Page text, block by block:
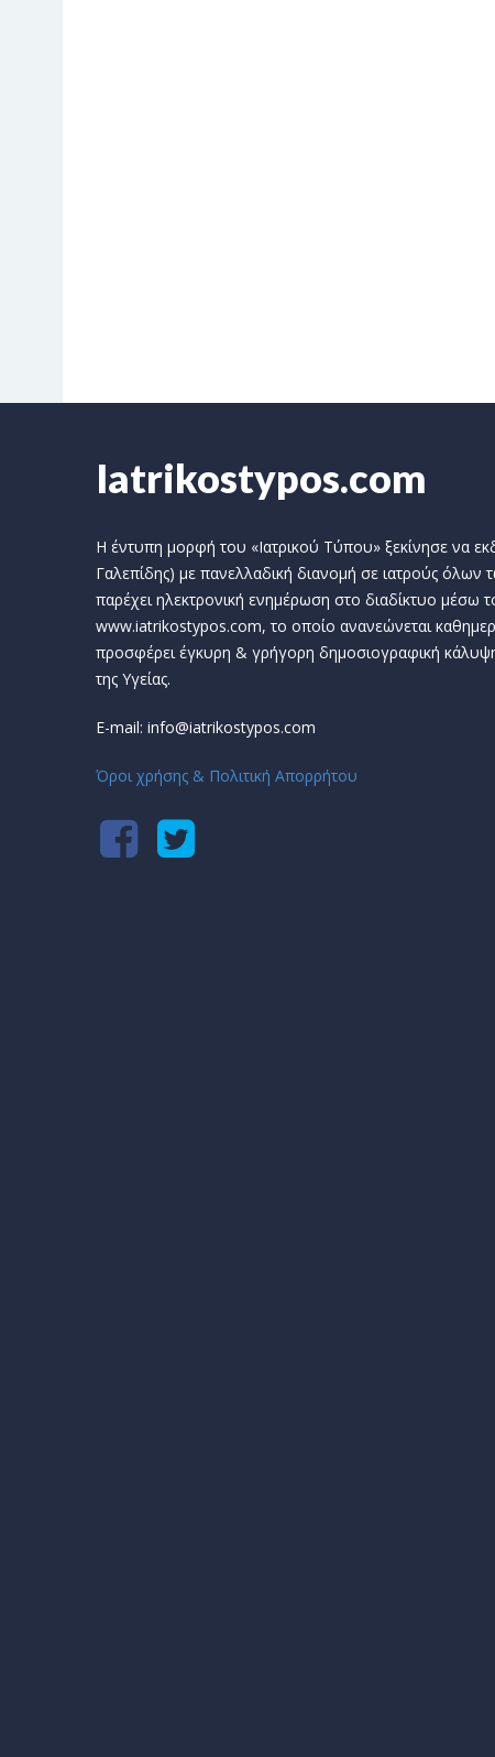
Iatrikostypos.com
Η έντυπη μορφή του «Ιατρικού Τύπου» ξεκίνησε να
Γαλεπίδης) με πανελλαδική διανομή σε ιατρούς όλων
παρέχει ηλεκτρονική ενημέρωση στο διαδίκτυο μέσω
www.iatrikostypos.com, το οποίο ανανεώνεται
προσφέρει έγκυρη & γρήγορη δημοσιογραφική
της Υγείας.
E-mail: info@iatrikostypos.com
Όροι χρήσης & Πολιτική Απορρήτου